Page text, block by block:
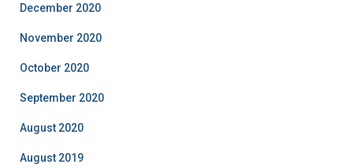
December 2020
November 2020
October 2020
September 2020
August 2020
August 2019